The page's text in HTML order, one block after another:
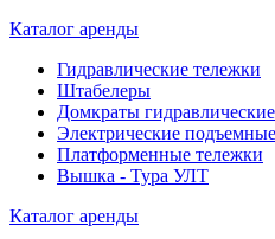
Каталог аренды
Гидравлические тележки
Штабелеры
Домкраты
Электрические
Платформенные тележки
Вышка - Тура УЛТ
Каталог аренды